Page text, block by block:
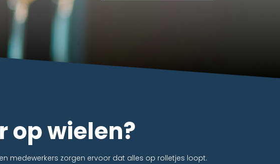
op wielen?
medewerkers zorgen ervoor dat alles op rolletjes loopt.